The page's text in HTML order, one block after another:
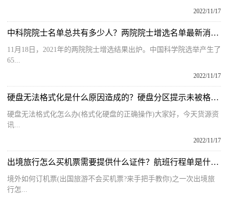
2022/11/17
中科院院士名单总共有多少人？两院院士增选名单最新消息怎么样？
11月18日，2021年的两院院士增选结果出炉。中国科学院选举产生了
65...
2022/11/17
硬盘无法格式化是什么原因造成的？硬盘分区提示未被格式化什么意思？
硬盘无法格式化怎么办(格式化硬盘的正确操作)大家好，今天货源资
讯...
2022/11/17
出境旅行怎么买机票需要提供什么证件？航班行程单是什么有啥用？
境外如何订机票(出国旅游不会买机票?来手把手教你)之一次出境旅
行怎...